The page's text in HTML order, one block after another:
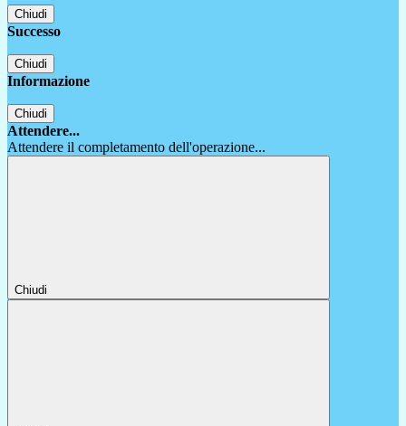
Chiudi
Successo
Chiudi
Informazione
Chiudi
Attendere...
Attendere il completamento dell'operazione...
Chiudi